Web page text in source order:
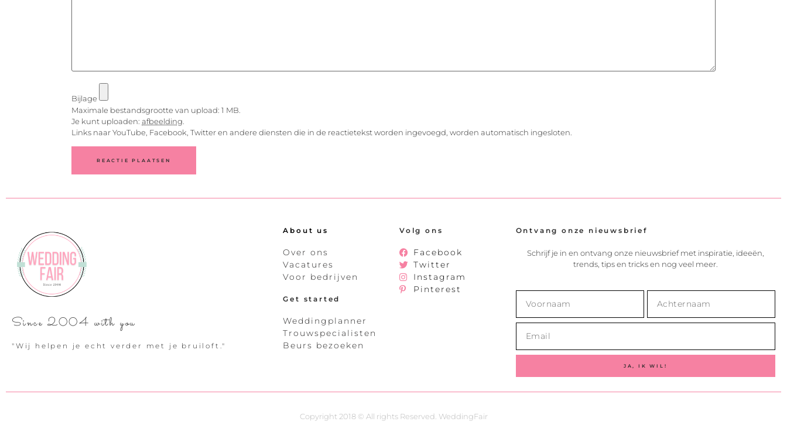
Bijlage
Maximale bestandsgrootte van upload: 1 MB.
Je kunt uploaden: afbeelding
Links naar YouTube, Facebook, Twitter en andere diensten die in de reactietekst worden ingevoegd, worden automatisch ingesloten.
Since 2004 with you
"Wij helpen je echt verder met je bruiloft."
About us
Over ons
Vacatures
Voor bedrijven
Get started
Weddingplanner
Trouwspecialisten
Beurs bezoeken
Volg ons
Facebook
Twitter
Instagram
Pinterest
Ontvang onze nieuwsbrief
Schrijf je in en ontvang onze nieuwsbrief met inspiratie, ideeën,
trends, tips en tricks en nog veel meer.
JA, IK WIL!
Copyright 2018 © All rights Reserved. WeddingFair